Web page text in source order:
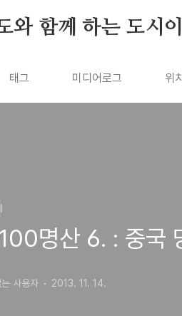
와 함께 하는 도시
태그 미디어로그 위
명산 6. : 중국
사용자 2013. 11. 14.